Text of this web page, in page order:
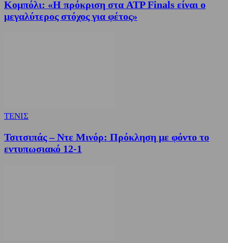
Κομπόλι: «Η πρόκριση στα ATP Finals είναι ο
μεγαλύτερος στόχος για φέτος»
ΤΕΝΙΣ
Τσιτσιπάς – Ντε Μινόρ: Πρόκληση με φόντο το
εντυπωσιακό 12-1